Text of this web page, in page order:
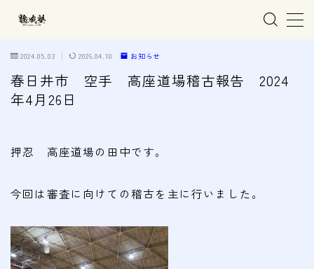
MENU
ホーム
春日井市の道場
名古屋市西区の道場
清須市の道場
2024.05.03 2026.04.10 お知らせ
春日井市 空手 高座道場稽古報告 2024
年4月26日
押忍 高座道場の田中です。
今回は審査に向けての稽古を主に行いました。